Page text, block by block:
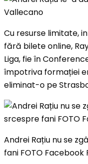
Cu resurse limitate,
fără bilete online,
Liga, fie în
împotriva formației
eliminat-o pe
Andrei Rațiu nu se
fani FOTO Facebook